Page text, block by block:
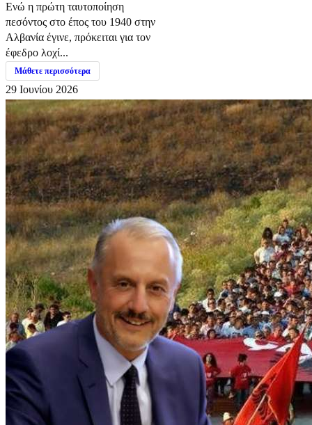
Ενώ η πρώτη ταυτοποίηση
πεσόντος στο έπος του 1940 στην
Αλβανία έγινε, πρόκειται για τον
έφεδρο λοχί...
Μάθετε περισσότερα
29 Ιουνίου 2026